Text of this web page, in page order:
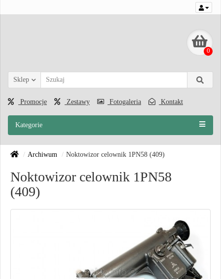
0
Sklep
Promocje Zestawy Fotogaleria Kontakt
Kategorie
Archiwum Noktowizor celownik 1PN58 (409)
Noktowizor celownik 1PN58
(409)